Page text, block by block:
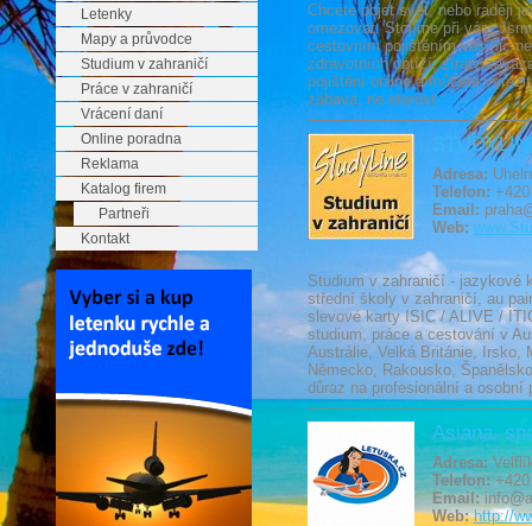
Letenky
Mapy a průvodce
Studium v zahraničí
Práce v zahraničí
Vrácení daní
Online poradna
Reklama
Katalog firem
Partneři
Kontakt
Chcete objet svět, nebo raději
omezovat. Stojíme při vás.
cestovním pojištěním vás nic
zdravotních obtíží, ztráty
pojištění online a můžete
zábava, ne starost.
Adresa:
Telefon:
Email:
Web:
Studium v zahraničí - jazykové
střední školy v zahraničí, au
slevové karty ISIC / ALIVE /
studium, práce a cestování v
Austrálie, Velká Británie, Irsko,
Německo, Rakousko,
důraz na profesionální a osobní
Asiana,
Adresa:
Telefon:+420
Email:
Web: http://